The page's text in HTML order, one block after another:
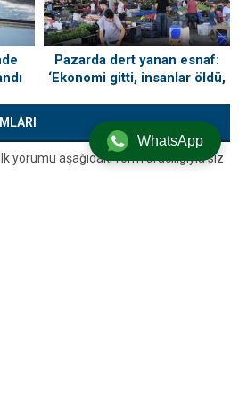
Pazarda dert yanan esnaf:
‘Ekonomi gitti, insanlar öldü,
yorumu aşağıdaki form aracılığıyla siz
WhatsApp